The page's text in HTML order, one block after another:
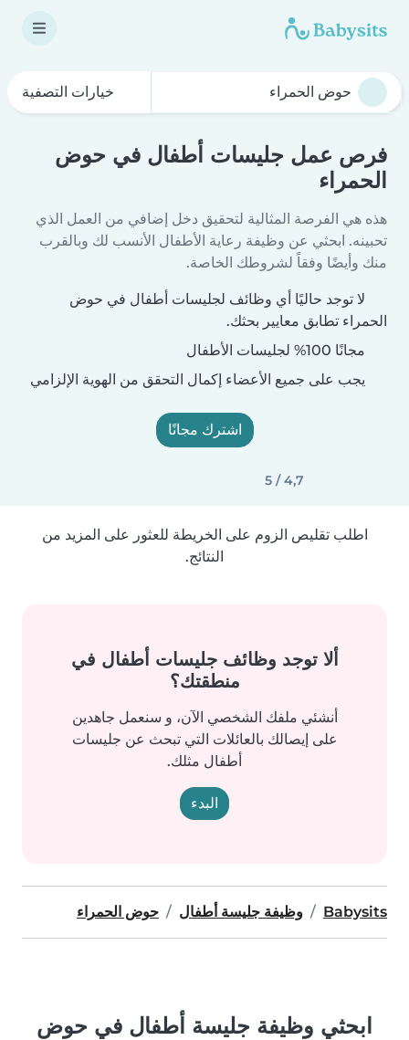
خيارات التصفية
فرص عمل جليسات أطفال في حوض
الحمراء
هذه هي الفرصة المثالية لتحقيق دخل إضافي من العمل الذي
تحبينه. ابحثي عن وظيفة رعاية الأطفال الأنسب لك وبالقرب
منك وأيضًا وفقاً لشروطك الخاصة.
لا توجد حاليًا أي وظائف لجليسات أطفال في حوض
الحمراء تطابق معايير بحثك.
مجانًا 100% لجليسات الأطفال
يجب على جميع الأعضاء إكمال التحقق من الهوية الإلزامي
اشترك مجانًا
4,7 / 5
اطلب تقليص الزوم على الخريطة للعثور على المزيد من
النتائج.
ألا توجد وظائف جليسات أطفال في
منطقتك؟
أنشئي ملفك الشخصي الآن، و سنعمل جاهدين
على إيصالك بالعائلات التي تبحث عن جليسات
أطفال مثلك.
البدء
Babysits وظيفة جليسة أطفال حوض الحمراء
ابحثي وظيفة جليسة أطفال في حوض